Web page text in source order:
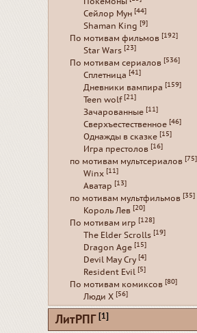
Сейлор Мун [44]
Shaman King [9]
По мотивам фильмов [192]
Star Wars [23]
По мотивам сериалов [536]
Сплетница [41]
Дневники вампира [159]
Teen wolf [21]
Зачарованные [11]
Сверхъестественное [46]
Однажды в сказке [15]
Игра престолов [16]
по мотивам мультсериалов [75]
Winx [11]
Аватар [13]
по мотивам мультфильмов [35]
Король Лев [20]
По мотивам игр [128]
The Elder Scrolls [19]
Dragon Age [15]
Devil May Cry [4]
Resident Evil [5]
По мотивам комиксов [80]
Люди Х [56]
ЛитРПГ [1]